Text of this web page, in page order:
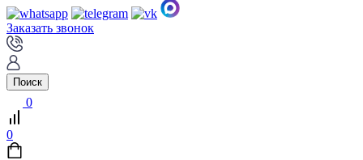
Заказать звонок
Поиск
0
0